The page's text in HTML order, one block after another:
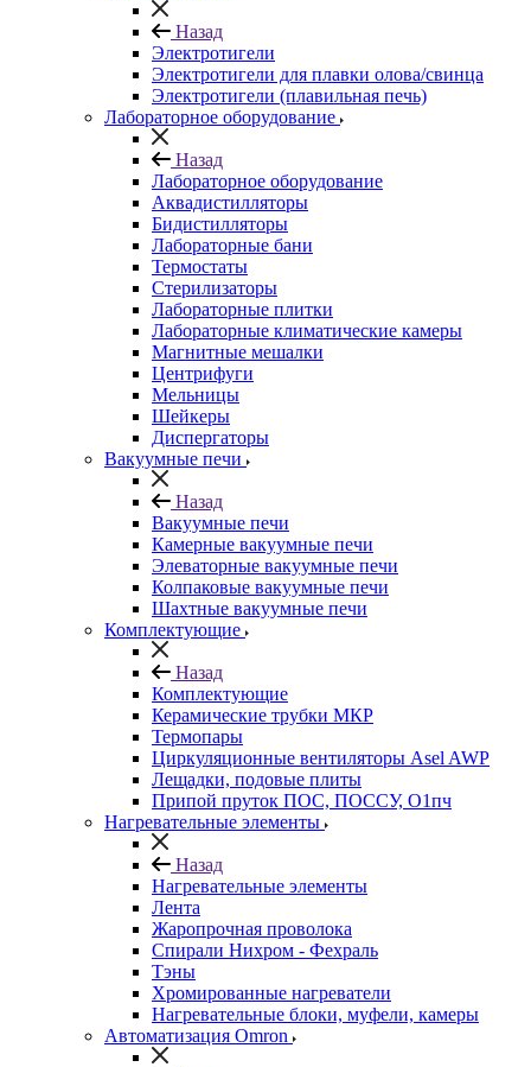
Назад
Электротигели
Электротигели для плавки олова/свинца
Электротигели (плавильная печь)
Лабораторное оборудование
Назад
Лабораторное оборудование
Аквадистилляторы
Бидистилляторы
Лабораторные бани
Термостаты
Стерилизаторы
Лабораторные плитки
Лабораторные климатические камеры
Магнитные мешалки
Центрифуги
Мельницы
Шейкеры
Диспергаторы
Вакуумные печи
Назад
Вакуумные печи
Камерные вакуумные печи
Элеваторные вакуумные печи
Колпаковые вакуумные печи
Шахтные вакуумные печи
Комплектующие
Назад
Комплектующие
Керамические трубки МКР
Термопары
Циркуляционные вентиляторы Asel AWP
Лещадки, подовые плиты
Припой пруток ПОС, ПОССУ, О1пч
Нагревательные элементы
Назад
Нагревательные элементы
Лента
Жаропрочная проволока
Спирали Нихром - Фехраль
Тэны
Хромированные нагреватели
Нагревательные блоки, муфели, камеры
Автоматизация Omron